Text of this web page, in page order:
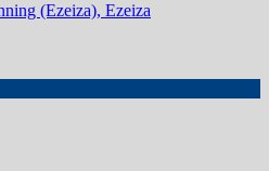
(Ezeiza), Ezeiza